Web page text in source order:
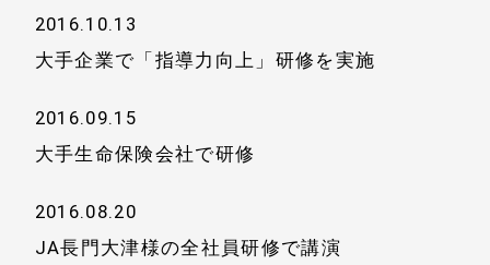
2016.10.13
大手企業で「指導力向上」研修を実施
2016.09.15
大手生命保険会社で研修
2016.08.20
JA長門大津様の全社員研修で講演